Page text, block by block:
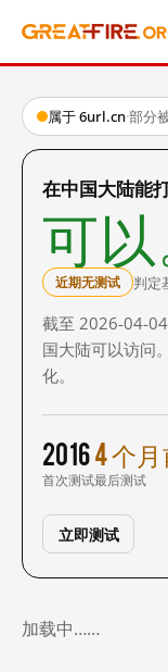
属于 6url.cn·部分
在中国大陆能
可以
近期无测试 判定
截至 2026-04-
国大陆可以访问
化。
2016
首次测试
4 个
最后测试
立即测试
加载中……